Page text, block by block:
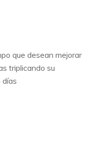
que desean mejorar
triplicando su